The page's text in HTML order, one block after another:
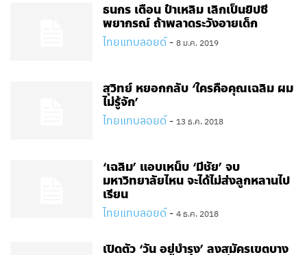
ธนกร เตือน ป๋าเหลิม เลิกเป็นยิปซี
พยากรณ์ ถ้าพลาดระวังอายเด็ก
ไทยแทบลอยด์ - 8 ม.ค. 2019
สุวิทย์ หยอกกลับ ‘ใครคือคุณเฉลิม ผม
ไม่รู้จัก’
ไทยแทบลอยด์ - 13 ธ.ค. 2018
‘เฉลิม’ แอบเหน็บ ‘มีชัย’ จบ
มหาวิทยาลัยไหน จะได้ไม่ส่งลูกหลานไป
เรียน
ไทยแทบลอยด์ - 4 ธ.ค. 2018
เปิดตัว ‘วัน อยู่บำรุง’ ลงสมัครเขตบาง